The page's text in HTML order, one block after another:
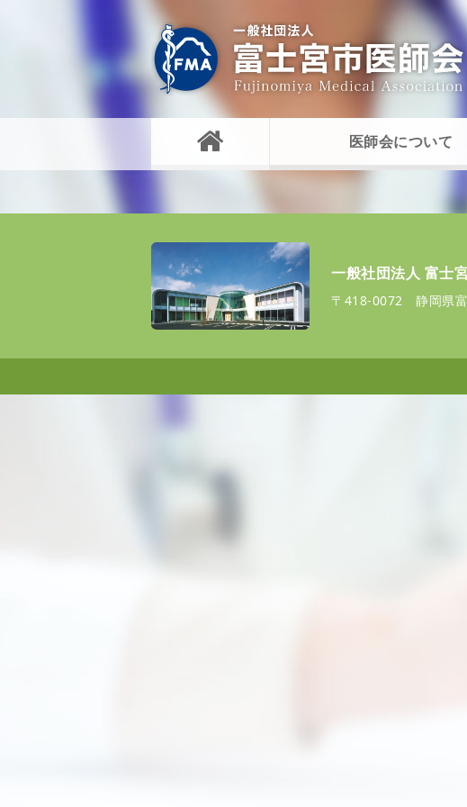
医師会について
一般社団法人 富士
〒418-0072 静岡県